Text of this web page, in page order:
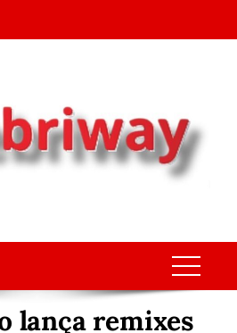
lança remixes